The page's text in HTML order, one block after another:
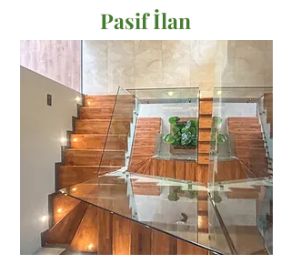
Pasif İlan